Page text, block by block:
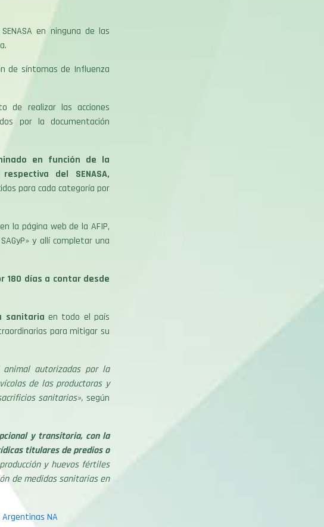
en ninguna de las
de síntomas de Influenza
de realizar las acciones
por la documentación
en función de la
del SENASA,
para cada categoría por
la página web de la AFIP,
y allí completar una
180 días a contar desde
sanitaria en todo el país
para mitigar su
autorizadas por la
de las productoras y
sanitarios», según
y transitoria, con la
titulares de predios o
y huevos fértiles
de medidas sanitarias en
NA